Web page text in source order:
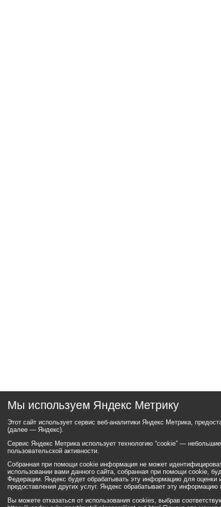
Мы используем Яндекс Метрику
Этот сайт использует сервис веб-аналитики Яндекс Метрика,
(далее — Яндекс).
Сервис Яндекс Метрика использует технологию “cookie” —
пользовательской активности.
Собранная при помощи cookie информация не может
использовании вами данного сайта, собранная при помощи cookie,
Федерации. Яндекс будет обрабатывать эту информацию для оценки
предоставления других услуг. Яндекс обрабатывает эту
Вы можете отказаться от использования cookies, выбрав